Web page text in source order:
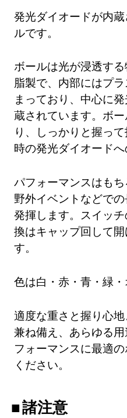
発光ダイオードが内
ルです。
ボールは光が浸透す
脂製で、内部にはプ
まっており、中心に
蔵されています。ボ
り、しっかりと握っ
時の発光ダイオードへ
パフォーマンスはもち
野外イベントなどで
発揮します。スイッ
換はキャップ回して
す。
色は白・赤・青・緑・
適度な重さと握り心
兼ね備え、あらゆる
フォーマンスに最適
ください。
諸注意